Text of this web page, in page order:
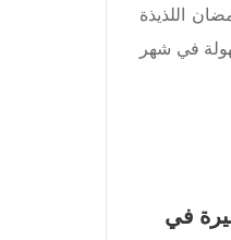
اللذيذة
سهولة في شهر
في